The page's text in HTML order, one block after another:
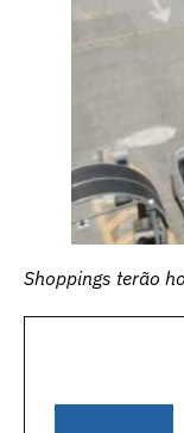
Shoppings terão